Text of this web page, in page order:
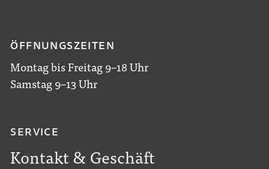
ÖFFNUNGSZEITEN
Montag bis Freitag 9–18 Uhr
Samstag 9–13 Uhr
SERVICE
Kontakt & Geschäft